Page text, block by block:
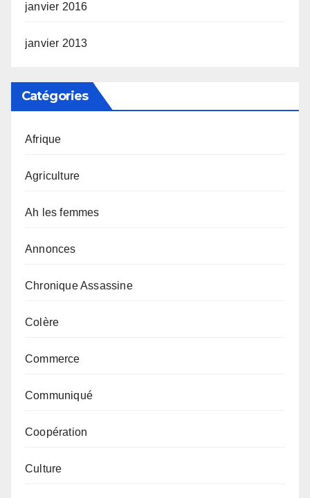
janvier 2016
janvier 2013
Catégories
Afrique
Agriculture
Ah les femmes
Annonces
Chronique Assassine
Colère
Commerce
Communiqué
Coopération
Culture